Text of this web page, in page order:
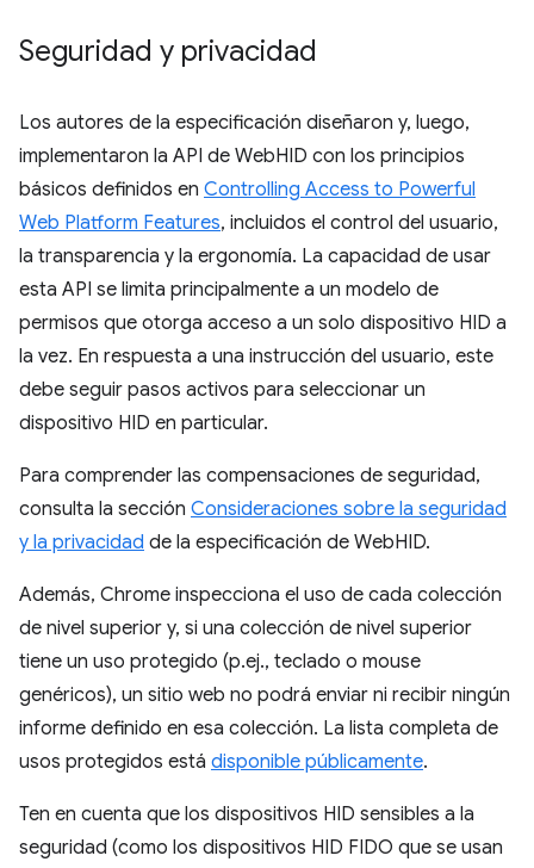
Seguridad y privacidad
Los autores de la especificación diseñaron y, luego,
implementaron la API de WebHID con los principios
básicos definidos en Controlling Access to Powerful
Web Platform Features, incluidos el control del usuario,
la transparencia y la ergonomía. La capacidad de usar
esta API se limita principalmente a un modelo de
permisos que otorga acceso a un solo dispositivo HID a
la vez. En respuesta a una instrucción del usuario, este
debe seguir pasos activos para seleccionar un
dispositivo HID en particular.
Para comprender las compensaciones de seguridad,
consulta la sección Consideraciones sobre la seguridad
y la privacidad de la especificación de WebHID.
Además, Chrome inspecciona el uso de cada colección
de nivel superior y, si una colección de nivel superior
tiene un uso protegido (p.ej., teclado o mouse
genéricos), un sitio web no podrá enviar ni recibir ningún
informe definido en esa colección. La lista completa de
usos protegidos está disponible públicamente.
Ten en cuenta que los dispositivos HID sensibles a la
seguridad (como los dispositivos HID FIDO que se usan